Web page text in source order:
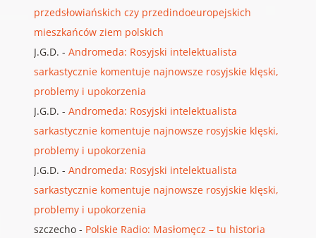
przedsłowiańskich czy przedindoeuropejskich
mieszkańców ziem polskich
J.G.D. - Andromeda: Rosyjski intelektualista
sarkastycznie komentuje najnowsze rosyjskie klęski,
problemy i upokorzenia
J.G.D. - Andromeda: Rosyjski intelektualista
sarkastycznie komentuje najnowsze rosyjskie klęski,
problemy i upokorzenia
J.G.D. - Andromeda: Rosyjski intelektualista
sarkastycznie komentuje najnowsze rosyjskie klęski,
problemy i upokorzenia
szczecho- Polskie Radio: Masłomęcz – tu historia